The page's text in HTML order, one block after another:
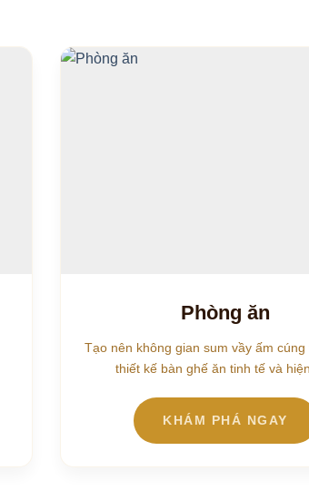
Phòng ăn
Tạo nên không gian sum vầy ấm
thiết kế bàn ghế ăn tinh tế và
KHÁM PHÁ NGAY